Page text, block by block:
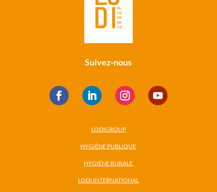
Suivez-nous
LODIGROUP
HYGIÈNE PUBLIQUE
HYGIÈNE RURALE
LODI INTERNATIONAL